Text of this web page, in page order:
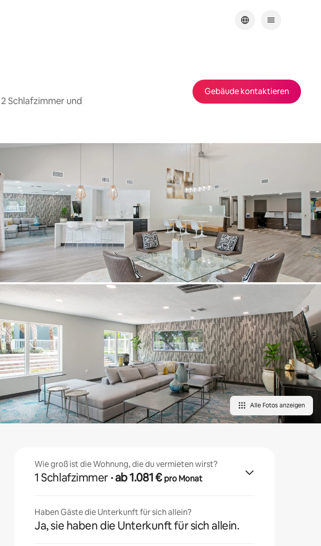
Schlafzimmer und
Gebäude kontaktieren
Alle Fotos anzeigen
Wie groß ist die Wohnung, die du vermieten wirst?
1 Schlafzimmer · ab 1.081 €pro Monat
Haben Gäste die Unterkunft für sich allein?
Ja, sie haben die Unterkunft für sich allein.